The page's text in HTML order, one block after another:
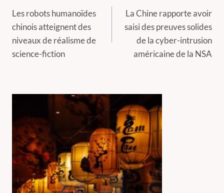
de
l’article
Les robots humanoïdes
chinois atteignent des
niveaux de réalisme de
science-fiction
La Chine rapporte avoir
saisi des preuves solides
de la cyber-intrusion
américaine de la NSA